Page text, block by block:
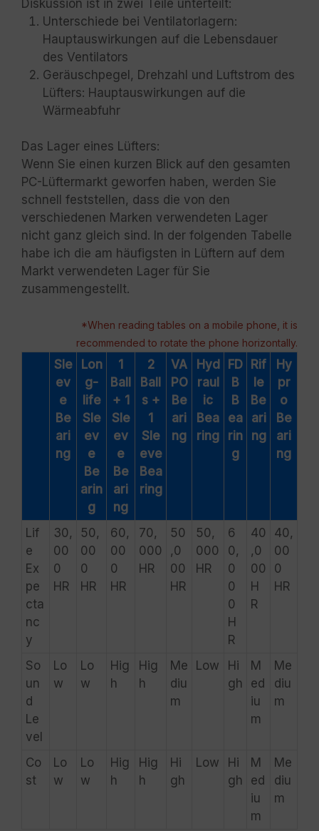
Diskussion ist in zwei Teile unterteilt:
Unterschiede bei Ventilatorlagern:
Hauptauswirkungen auf die Lebensdauer
des Ventilators
Geräuschpegel, Drehzahl und Luftstrom des
Lüfters: Hauptauswirkungen auf die
Wärmeabfuhr
Das Lager eines Lüfters:
Wenn Sie einen kurzen Blick auf den gesamten
PC-Lüftermarkt geworfen haben, werden Sie
schnell feststellen, dass die von den
verschiedenen Marken verwendeten Lager
nicht ganz gleich sind. In der folgenden Tabelle
habe ich die am häufigsten in Lüftern auf dem
Markt verwendeten Lager für Sie
zusammengestellt.
*When reading tables on a mobile phone, it is
recommended to rotate the phone horizontally.
Sle
ev
e
Be
ari
ng
Lon
g-
life
Sle
ev
e
Be
arin
g
1
Ball
+ 1
Sle
ev
e
Be
ari
ng
2
Ball
s +
1
Sle
eve
Bea
ring
VA
PO
Be
ari
ng
Hyd
raul
ic
Bea
ring
FD
B
B
ea
rin
g
Rif
le
Be
ari
ng
Hy
pr
o
Be
ari
ng
Lif
e
Ex
pe
cta
nc
y
30,
00
0
HR
50,
00
0
HR
60,
00
0
HR
70,
000
HR
50
,0
00
HR
50,
000
HR
6
0,
0
0
0
H
R
40
,0
00
H
R
40,
00
0
HR
So
un
d
Le
vel
Lo
w
Lo
w
Hig
h
Hig
h
Me
diu
m
Low
Hi
gh
M
ed
iu
m
Me
diu
m
Co
st
Lo
w
Lo
w
Hig
h
Hig
h
Hi
gh
Low
Hi
gh
M
ed
iu
m
Me
diu
m